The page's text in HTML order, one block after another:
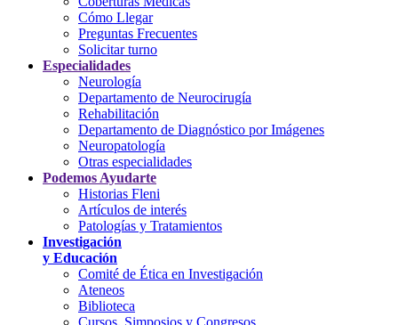
Cómo Llegar
Preguntas Frecuentes
Solicitar turno
Especialidades
Neurología
Departamento de Neurocirugía
Rehabilitación
Departamento de Diagnóstico por Imágenes
Neuropatología
Otras especialidades
Podemos Ayudarte
Historias Fleni
Artículos de interés
Patologías y Tratamientos
Investigación
y Educación
Comité de Ética en Investigación
Ateneos
Biblioteca
Cursos, Simposios y Congresos